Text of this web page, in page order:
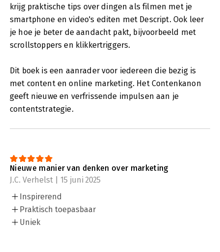
krijg praktische tips over dingen als filmen met je
smartphone en video's editen met Descript. Ook leer
je hoe je beter de aandacht pakt, bijvoorbeeld met
scrollstoppers en klikkertriggers.
Dit boek is een aanrader voor iedereen die bezig is
met content en online marketing. Het Contenkanon
geeft nieuwe en verfrissende impulsen aan je
contentstrategie.
Nieuwe manier van denken over marketing
J.C. Verhelst | 15 juni 2025
Inspirerend
Praktisch toepasbaar
Uniek